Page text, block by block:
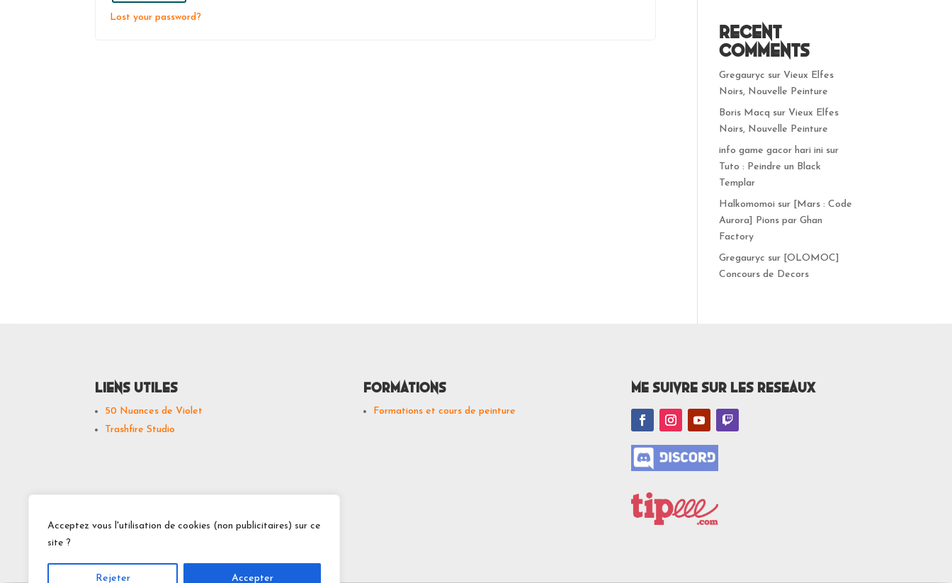
Acceptez vous l'utilisation de cookies (non publicitaires) sur ce
site ?
Rejeter Accepter
Lost your password?
Recent
Comments
Gregauryc sur Vieux Elfes
Noirs, Nouvelle Peinture
Boris Macq sur Vieux Elfes
Noirs, Nouvelle Peinture
info game gacor hari ini sur
Tuto : Peindre un Black
Templar
Halkomomoi sur
[Mars : Code
Aurora] Pions par Ghan
Factory
Gregauryc sur [OLOMOC]
Concours de Decors
Liens utiles
50 Nuances de Violet
Trashfire Studio
Formations
Formations et cours de peinture
Me suivre sur les reseaux